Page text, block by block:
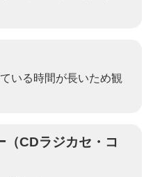
いる時間が長いため観
（CDラジカセ・コ